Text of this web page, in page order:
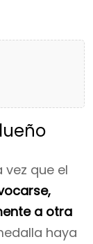
vez que el
a otra
haya